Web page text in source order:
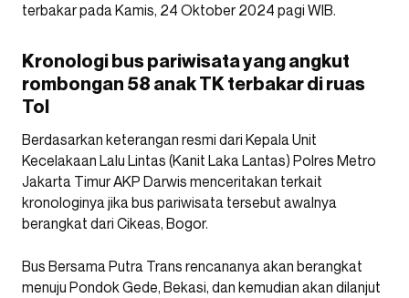
terbakar pada Kamis, 24 Oktober 2024 pagi WIB.
Kronologi bus pariwisata yang angkut
rombongan 58 anak TK terbakar di ruas
Tol
Berdasarkan keterangan resmi dari Kepala Unit
Kecelakaan Lalu Lintas (Kanit Laka Lantas) Polres Metro
Jakarta Timur AKP Darwis menceritakan terkait
kronologinya jika bus pariwisata tersebut awalnya
berangkat dari Cikeas, Bogor.
Bus Bersama Putra Trans rencananya akan berangkat
menuju Pondok Gede, Bekasi, dan kemudian akan dilanjut